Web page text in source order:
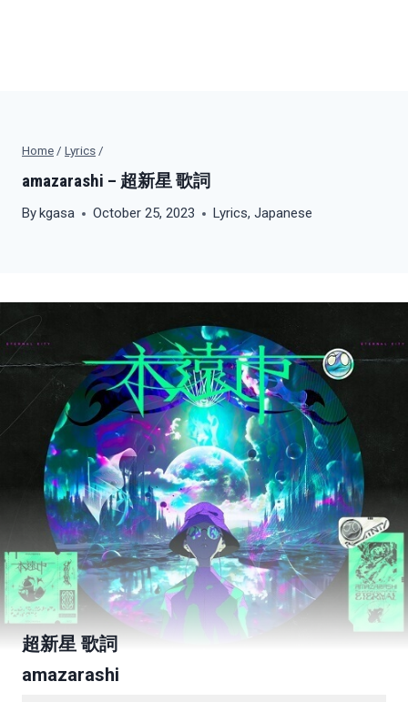
Home / Lyrics /
amazarashi – 超新星 歌詞
Bykgasa October 25, 2023 Lyrics,Japanese
超新星 歌詞
amazarashi